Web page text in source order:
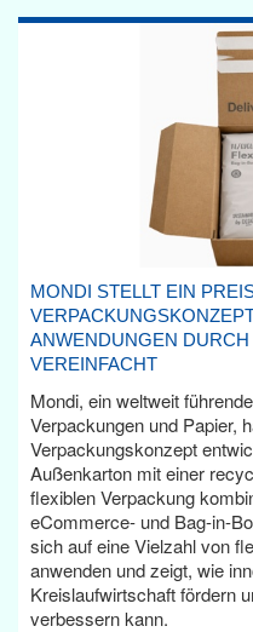
MONDI STELLT EIN
ANWENDUNGEN
VEREINFACHT
Mondi, ein weltweit
Verpackungen und Papier,
Verpackungskonzept
Außenkarton mit einer
flexiblen Verpackung
eCommerce- und Bag-in-
sich auf eine Vielzahl von
anwenden und zeigt, wie
Kreislaufwirtschaft fördern
verbessern kann.